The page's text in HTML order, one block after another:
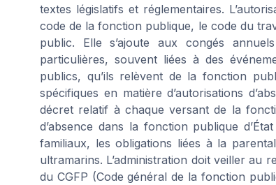
textes législatifs et réglementaires.
code de la fonction publique, le code du
public. Elle s’ajoute aux congés
particulières, souvent liées à des
publics, qu’ils relèvent de la fonction
spécifiques en matière d’autorisations
décret relatif à chaque versant de la
d’absence dans la fonction publique
familiaux, les obligations liées à la
ultramarins. L’administration doit veiller au
du CGFP (Code général de la fonction